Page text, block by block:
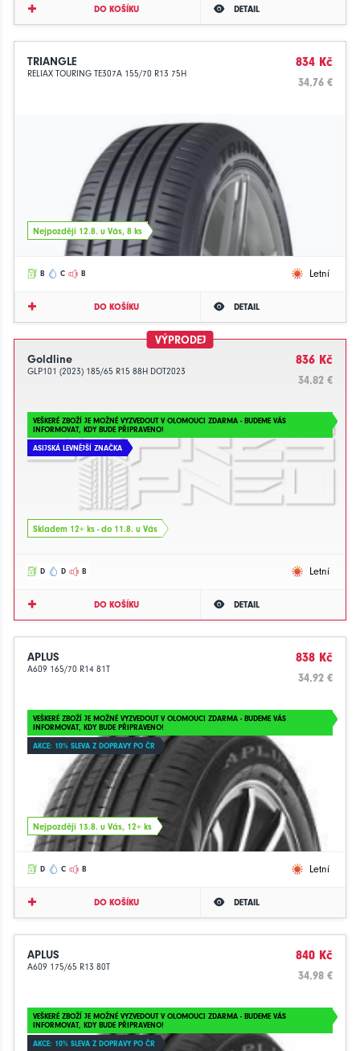
DO KOŠÍKU DETAIL
TRIANGLE
RELIAX TOURING TE307A 155/70 R13 75H
834 Kč
34.76 €
Nejpozději 12.8. u Vás, 8 ks
B C B Letní
DO KOŠÍKU DETAIL
VÝPRODEJ
Goldline
GLP101 (2023) 185/65 R15 88H DOT2023
836 Kč
34.82 €
VEŠKERÉ ZBOŽÍ JE MOŽNÉ VYZVEDOUT V OLOMOUCI ZDARMA - BUDEME VÁS
INFORMOVAT, KDY BUDE PŘIPRAVENO!
ASIJSKÁ LEVNĚJŠÍ ZNAČKA
Skladem 12+ ks - do 11.8. u Vás
D D B Letní
DO KOŠÍKU DETAIL
APLUS
A609 165/70 R14 81T
838 Kč
34.92 €
VEŠKERÉ ZBOŽÍ JE MOŽNÉ VYZVEDOUT V OLOMOUCI ZDARMA - BUDEME VÁS
INFORMOVAT, KDY BUDE PŘIPRAVENO!
AKCE: 10% SLEVA Z DOPRAVY PO ČR
Nejpozději 13.8. u Vás, 12+ ks
D C B Letní
DO KOŠÍKU DETAIL
APLUS
A609 175/65 R13 80T
840 Kč
34.98 €
VEŠKERÉ ZBOŽÍ JE MOŽNÉ VYZVEDOUT V OLOMOUCI ZDARMA - BUDEME VÁS
INFORMOVAT, KDY BUDE PŘIPRAVENO!
AKCE: 10% SLEVA Z DOPRAVY PO ČR